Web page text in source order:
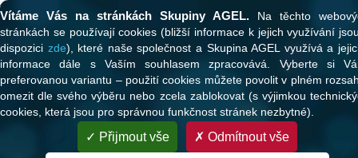
PARTNER VAŠEHO ZDRAVÍ
Zdravotní péče pro klienty všech zdravotních pojišťoven
Tato webová stránka používá cookies
Vítáme Vás na stránkách Skupiny AGEL. Na těchto
stránkách se používají cookies (bližší informace k jejich využívání
dispozici zde), které naše společnost a Skupina AGEL využívá a
informace dále s Vaším souhlasem zpracovává. Vyberte si
preferovanou variantu – použití cookies můžete povolit v plném
omezit dle svého výběru nebo zcela zablokovat (s výjimkou
cookies, která jsou pro správnou funkčnost stránek nezbytné).
Přijmout vše Odmítnout vše